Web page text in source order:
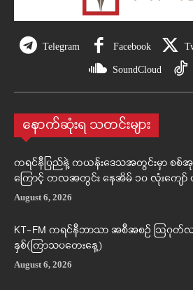
Telegram Facebook
SoundCloud
နောက်ဆုံးရ သတင်းများ
ကရင်နီပြည်နဲ့ ကယန်းဒေသအတွင်းမှာ စ
ကြောင့် တလအတွင်း နေအိမ် ၁၀ လုံးကျော်
August 6, 2026
KT-FM ကရင်နီဘာသာ အစီအစဉ် ဩဂုတ်လ
နှစ်(ကြာသပတေးနေ့)
August 6, 2026